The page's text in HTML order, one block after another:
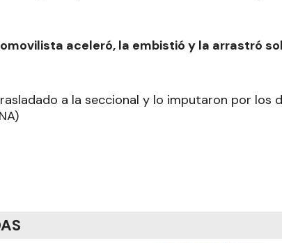
aceleró, la embistió y la arrastró
a la seccional y lo imputaron por los